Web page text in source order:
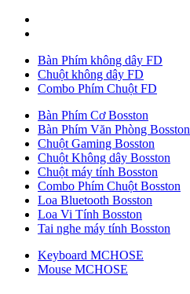
Bàn Phím không dây FD
Chuột không dây FD
Combo Phím Chuột FD
Bàn Phím Cơ Bosston
Bàn Phím Văn Phòng Bosston
Chuột Gaming Bosston
Chuột Không dây Bosston
Chuột máy tính Bosston
Combo Phím Chuột Bosston
Loa Bluetooth Bosston
Loa Vi Tính Bosston
Tai nghe máy tính Bosston
Keyboard MCHOSE
Mouse MCHOSE